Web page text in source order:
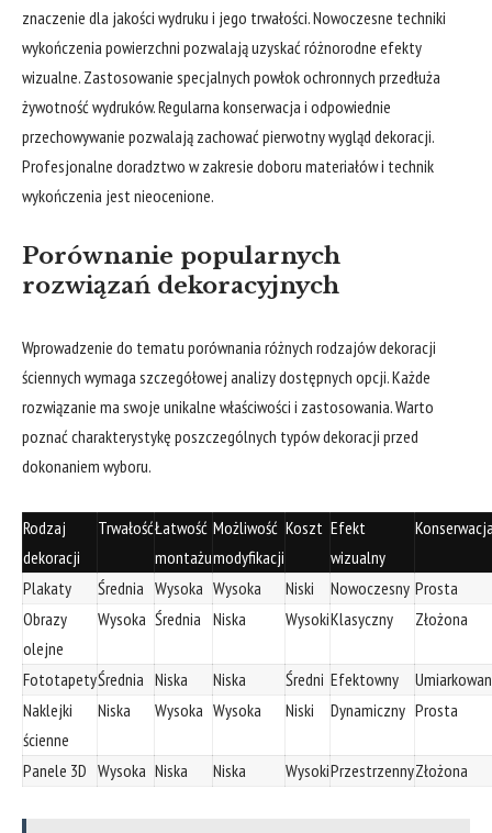
znaczenie dla jakości wydruku i jego trwałości. Nowoczesne techniki
wykończenia powierzchni pozwalają uzyskać różnorodne efekty
wizualne. Zastosowanie specjalnych powłok ochronnych przedłuża
żywotność wydruków. Regularna konserwacja i odpowiednie
przechowywanie pozwalają zachować pierwotny wygląd dekoracji.
Profesjonalne doradztwo w zakresie doboru materiałów i technik
wykończenia jest nieocenione.
Porównanie popularnych
rozwiązań dekoracyjnych
Wprowadzenie do tematu porównania różnych rodzajów dekoracji
ściennych wymaga szczegółowej analizy dostępnych opcji. Każde
rozwiązanie ma swoje unikalne właściwości i zastosowania. Warto
poznać charakterystykę poszczególnych typów dekoracji przed
dokonaniem wyboru.
Rodzaj
dekoracji
TrwałośćŁatwość
montażu
Możliwość
modyfikacji
Koszt Efekt
wizualny
Plakaty Średnia Wysoka Wysoka Niski Nowoczesny Prosta
Obrazy
olejne
Wysoka Średnia Niska WysokiKlasyczny Złożona
FototapetyŚrednia Niska Niska Średni Efektowny
Naklejki
ścienne
Niska Wysoka Wysoka Niski Dynamiczny Prosta
Panele 3D Wysoka Niska Niska WysokiPrzestrzennyZłożona